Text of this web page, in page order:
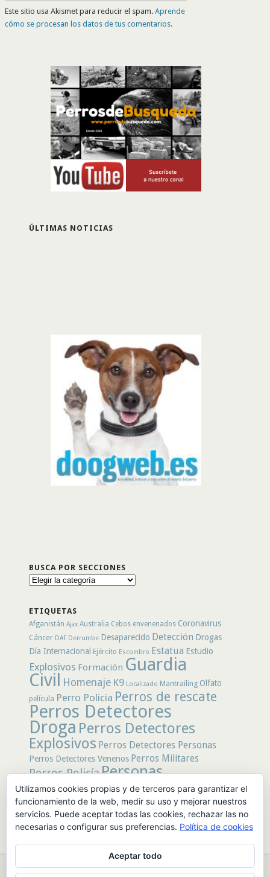
Este sitio usa Akismet para reducir el spam. Aprende
cómo se procesan los datos de tus comentarios.
ÚLTIMAS NOTICIAS
BUSCA POR SECCIONES
Busca
ETIQUETAS
Afganistán Ajax Australia Cebos envenenados Coronavirus
Cáncer DAF Derrumbe Desaparecido Detección Drogas
Día Internacional
Ejército Escombro Estatua Estudio
Explosivos Formación Guardia
Civil Homenaje K9 Localizado Mantrailing Olfato
película Perro Policia Perros de rescate
Perros Detectores
Droga Perros Detectores
Explosivos Perros Detectores Personas
Perros Detectores Venenos Perros Militares
Perros PolicíaPersonas
Desaparecidas Policía Policía Local
Policía Nacionalrastro rescate Restos
humanosTerremoto Tertulias Caninas Unidad
canina Veneno Video
© 2026 PerrosdeBusqueda |Política de Privacidad y Aviso Legal|
Utilizamos cookies propias y de terceros para garantizar el
funcionamiento de la web, medir su uso y mejorar nuestros
servicios. Puede aceptar todas las cookies, rechazar las no
necesarias o configurar sus preferencias. Política de cookies
Aceptar todo